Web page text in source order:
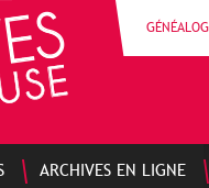
ARCHIVES EN LIGNE